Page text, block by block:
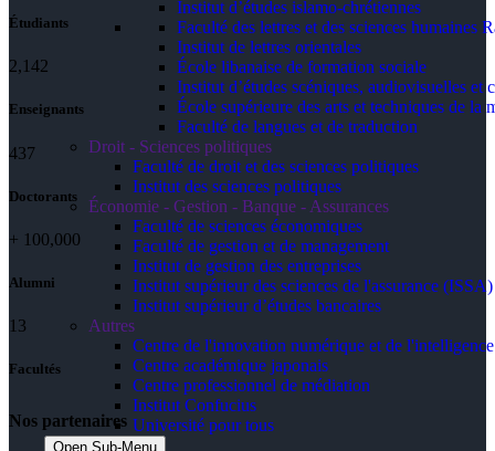
Institut d’études islamo-chrétiennes
Faculté des lettres et des sciences humaines
Institut de lettres orientales
École libanaise de formation sociale
Institut d’études scéniques, audiovisuelles et
École supérieure des arts et techniques de la
Faculté de langues et de traduction
Droit - Sciences politiques
Faculté de droit et des sciences politiques
Institut des sciences politiques
Économie - Gestion - Banque - Assurances
Faculté de sciences économiques
Faculté de gestion et de management
Institut de gestion des entreprises
Institut supérieur des sciences de l'assurance (ISSA)
Institut supérieur d’études bancaires
Autres
Centre de l'innovation numérique et de
Centre académique japonais
Centre professionnel de médiation
Institut Confucius
Université pour tous
Open Sub-Menu
Étudiants
2,142
Enseignants
437
Doctorants
+ 100,000
Alumni
13
Facultés
Nos partenaires